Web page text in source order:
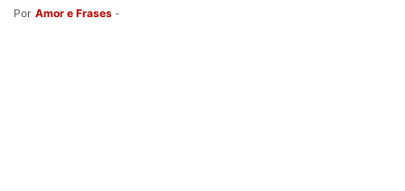
Por Amor e Frases -